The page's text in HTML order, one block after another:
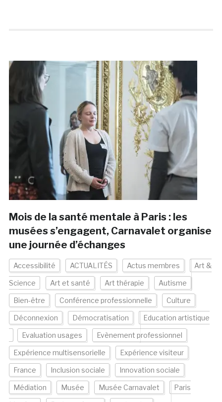
Mois de la santé mentale à Paris : les
musées s’engagent, Carnavalet organise
une journée d’échanges
Accessibilité ACTUALITÉS Actus membres Art &
Science Art et santé Art thérapie Autisme
Bien-être Conférence professionnelle Culture
Déconnexion Démocratisation Education artistique
Evaluation usages Evènement professionnel
Expérience multisensorielle Expérience visiteur
France Inclusion sociale Innovation sociale
Médiation Musée Musée Carnavalet Paris